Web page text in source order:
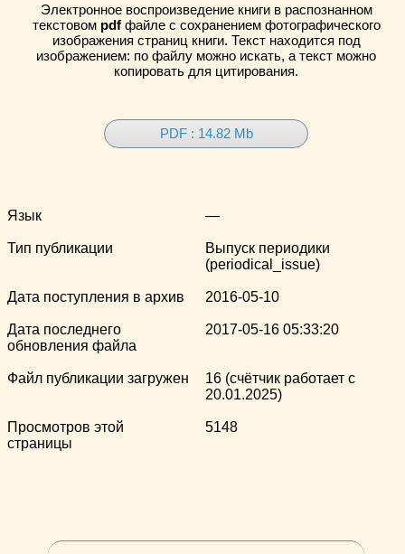
Электронное воспроизведение книги в распознанном
текстовом pdfфайле с сохранением фотографического
изображения страниц книги. Текст находится под
изображением: по файлу можно искать, а текст можно
копировать для цитирования.
PDF : 14.82 Mb
Язык —
Тип публикации
Выпуск периодики
(periodical_issue)
Дата поступления в архив 2016-05-10
Дата последнего
обновления файла
2017-05-16 05:33:20
Файл публикации загружен
16 (счётчик работает с
20.01.2025)
Просмотров этой
страницы
5148